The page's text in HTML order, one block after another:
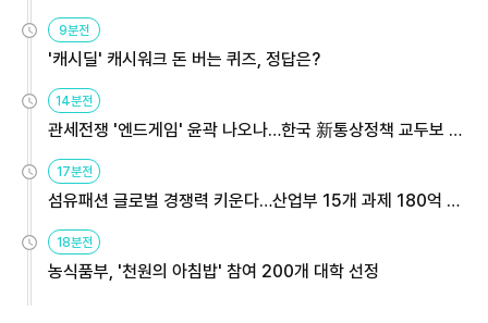
9분전
'캐시딜' 캐시워크 돈 버는 퀴즈, 정답은?
14분전
관세전쟁 '엔드게임' 윤곽 나오나…한국 新통상정책 교두보 활
17분전
섬유패션 글로벌 경쟁력 키운다…산업부 15개 과제 180억 지
18분전
농식품부, '천원의 아침밥' 참여 200개 대학 선정